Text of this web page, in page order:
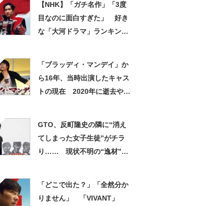
【NHK】「ガチ名作」「3度
目なのに面白すぎた」 好き
な「大河ドラマ」ランキン
「ブラッディ・マンデイ」か
ら16年、当時出演したキャス
トの現在 2020年に逝去や突
GTO、反町隆史の隣に“消え
てしまった女子生徒”がチラ
り…… 現状不明の“逸材”に
「どこで出た？」「全然分か
りません」 「VIVANT」